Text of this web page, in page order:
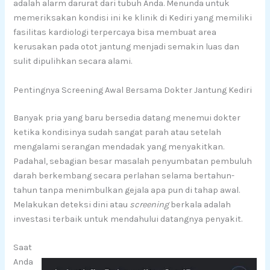
adalah alarm darurat dari tubuh Anda. Menunda untuk
memeriksakan kondisi ini ke klinik di Kediri yang memiliki
fasilitas kardiologi terpercaya bisa membuat area
kerusakan pada otot jantung menjadi semakin luas dan
sulit dipulihkan secara alami.
Pentingnya Screening Awal Bersama Dokter Jantung Kediri
Banyak pria yang baru bersedia datang menemui dokter
ketika kondisinya sudah sangat parah atau setelah
mengalami serangan mendadak yang menyakitkan.
Padahal, sebagian besar masalah penyumbatan pembuluh
darah berkembang secara perlahan selama bertahun-
tahun tanpa menimbulkan gejala apa pun di tahap awal.
Melakukan deteksi dini atau screeningberkala adalah
investasi terbaik untuk mendahului datangnya penyakit.
Saat
Anda